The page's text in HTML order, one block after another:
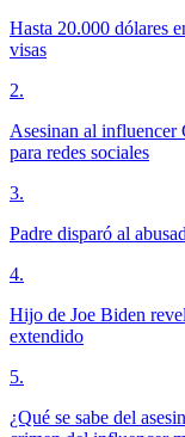
Hasta 20.000 dólares
visas
2.
Asesinan al influencer
para redes sociales
3.
Padre disparó al
4.
Hijo de Joe Biden
extendido
5.
¿Qué se sabe del